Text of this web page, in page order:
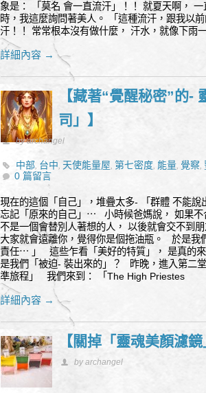
象是： 「莫名 會一直流汗」！！ 就夏天啊，
時，我這麼詢問著美人。 「這種流汗，跟我以
汗！！ 常常根本沒有做什麼， 汗水，就像下雨
詳細內容 →
【藏著“覺醒秘密”的-
司」】
by archangel
中部, 台中, 天使能量屋, 第七密度, 能量, 覺察,
0 篇留言
現在的這個「自己」，堆疊太多- 「群體 不能
忘記「原來的自己」⋯ 小時候爸媽說， 如果
不是一個會替別人著想的人， 以後就會交不到
大家就會遠離你，覺得你是個拖油瓶。 於是我
責任⋯ 」 這些乍看「美好的特質」， 是真的
是我們「被迫- 裝出來的」？ 昨晚，進入第二
準旅程」 我們來到： 「The High Priestes
詳細內容 →
【關掉「靈魂美顏濾
by archangel